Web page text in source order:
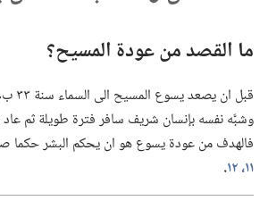
ما القصد من عودة المسيح؟‏
قبل
وشبَّه نفسه بإنسان شريف سافر فترة طويلة ثم عاد
فالهدف من عودة يسوع هو ان يحكم البشر حكما
١١،‏ ١٢
‏.‏